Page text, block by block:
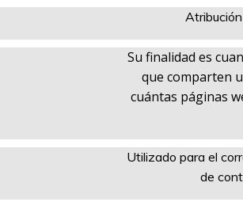
Su finalidad es
que comparten
cuántas páginas
Utilizado para el
de